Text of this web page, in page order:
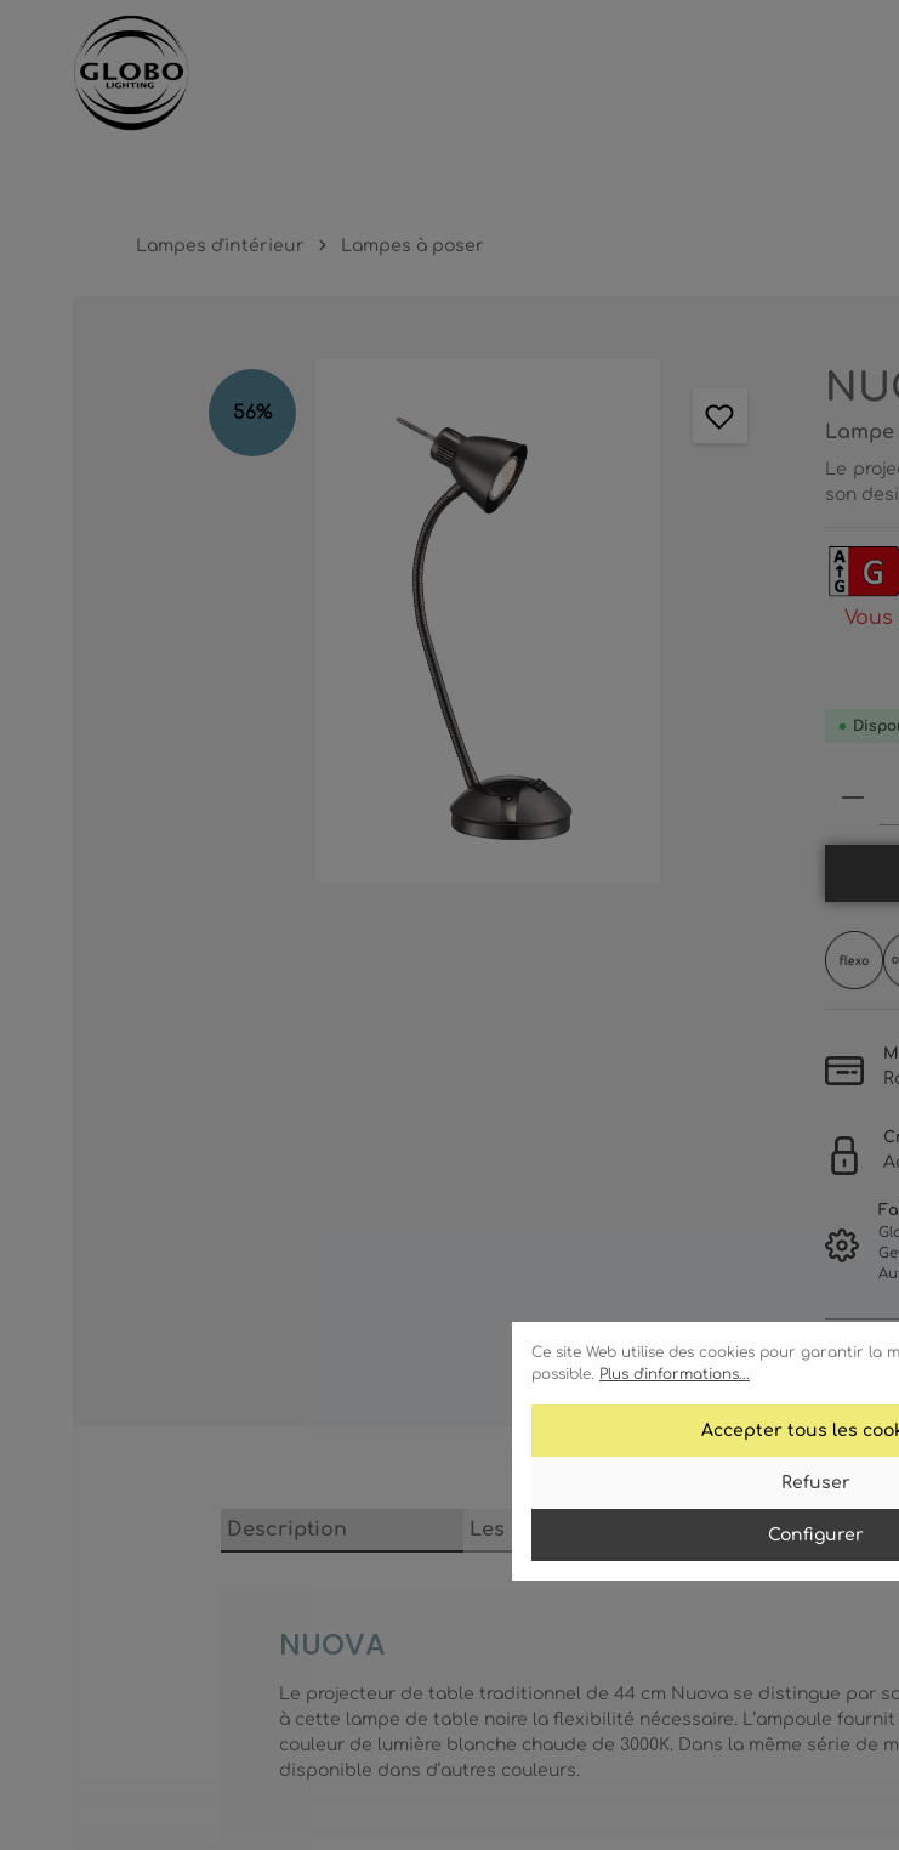
Ce site Web utilise des cookies pour garantir la
possible. Plus d'informations...
Accepter tous les
Refuser
Configurer
Passer à la navigation principale
Lampes d'intérieur Lampes à poser
Ignorer la galerie d'images
56%
Le
son
Vous
Description Les caractéristiques Détails
NUOVA
Le projecteur de table traditionnel de 44 cm Nuova se distingue par
à cette lampe de table noire la flexibilité nécessaire. L’ampoule
couleur de lumière blanche chaude de 3000K. Dans la même série de
disponible dans d’autres couleurs.